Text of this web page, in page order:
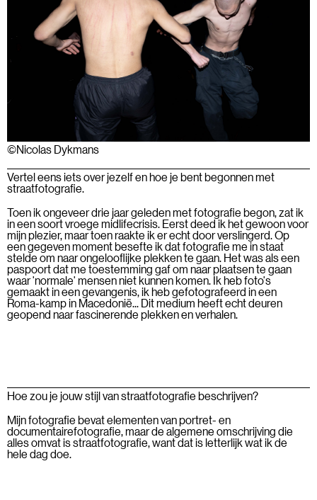
©Nicolas Dykmans
Vertel eens iets over jezelf en hoe je bent begonnen met
straatfotografie.
Toen ik ongeveer drie jaar geleden met fotografie begon, zat ik
in een soort vroege midlifecrisis. Eerst deed ik het gewoon voor
mijn plezier, maar toen raakte ik er echt door verslingerd. Op
een gegeven moment besefte ik dat fotografie me in staat
stelde om naar ongelooflijke plekken te gaan. Het was als een
paspoort dat me toestemming gaf om naar plaatsen te gaan
waar 'normale' mensen niet kunnen komen. Ik heb foto's
gemaakt in een gevangenis, ik heb gefotografeerd in een
Roma-kamp in Macedonië... Dit medium heeft echt deuren
geopend naar fascinerende plekken en verhalen.
Hoe zou je jouw stijl van straatfotografie beschrijven?
Mijn fotografie bevat elementen van portret- en
documentairefotografie, maar de algemene omschrijving die
alles omvat is straatfotografie, want dat is letterlijk wat ik de
hele dag doe.